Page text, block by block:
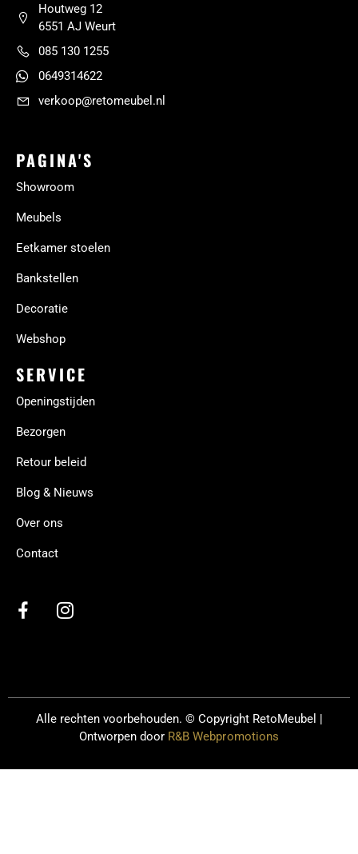
Houtweg 12
6551 AJ Weurt
085 130 1255
0649314622
verkoop@retomeubel.nl
PAGINA'S
Showroom
Meubels
Eetkamer stoelen
Bankstellen
Decoratie
Webshop
SERVICE
Openingstijden
Bezorgen
Retour beleid
Blog & Nieuws
Over ons
Contact
Alle rechten voorbehouden. © Copyright RetoMeubel |
Ontworpen door R&B Webpromotions